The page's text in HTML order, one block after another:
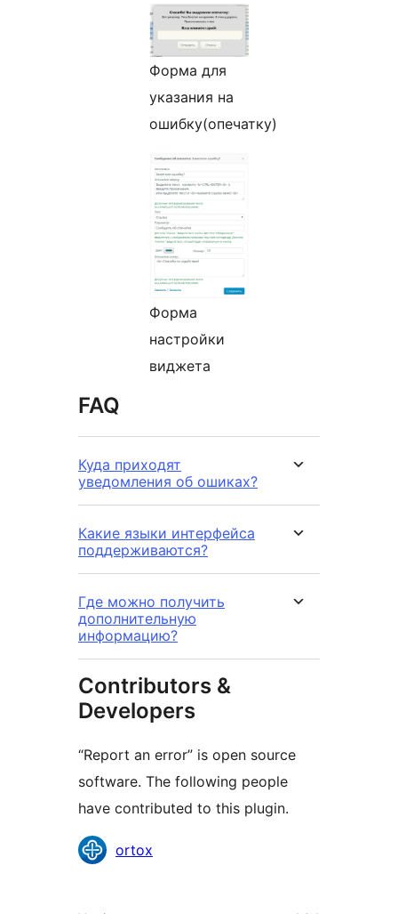
Форма для
указания на
ошибку(опечатку)
Форма
настройки
виджета
FAQ
Куда приходят
уведомления об ошиках?
Какие языки интерфейса
поддерживаются?
Где можно получить
дополнительную
информацию?
Contributors &
Developers
“Report an error” is open source
software. The following people
have contributed to this plugin.
Contributors
ortox